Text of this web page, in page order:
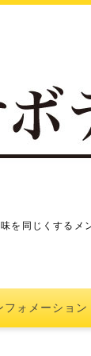
を同じくするメ
フォメーション